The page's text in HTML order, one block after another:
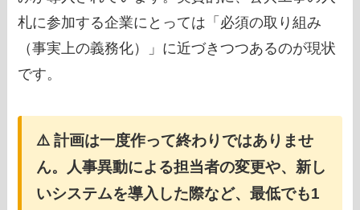
札に参加する企業にとっては「必須の取り組み
（事実上の義務化）」に近づきつつあるのが現状
です。
⚠️ 計画は一度作って終わりではありませ
ん。人事異動による担当者の変更や、新し
いシステムを導入した際など、最低でも1